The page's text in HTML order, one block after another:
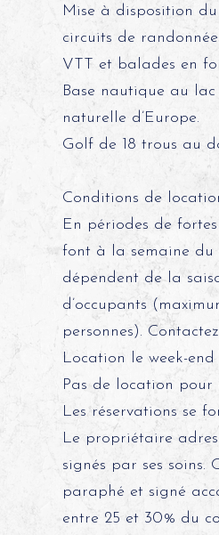
Mise à disposition
circuits de
VTT et balades en
Base nautique au
naturelle d’Europe.
Golf de 18 trous au
Conditions de
En périodes de
font à la semaine du
dépendent de la
d’occupants
personnes).
Location le week-
Pas de location pour
Les réservations se
Le propriétaire
signés par ses
paraphé et signé
entre 25 et 30% du